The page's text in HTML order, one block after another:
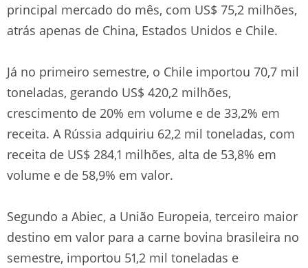
principal mercado do mês, com US$ 75,2 milhões,
atrás apenas de China, Estados Unidos e Chile.
Já no primeiro semestre, o Chile importou 70,7 mil
toneladas, gerando US$ 420,2 milhões,
crescimento de 20% em volume e de 33,2% em
receita. A Rússia adquiriu 62,2 mil toneladas, com
receita de US$ 284,1 milhões, alta de 53,8% em
volume e de 58,9% em valor.
Segundo a Abiec, a União Europeia, terceiro maior
destino em valor para a carne bovina brasileira no
semestre, importou 51,2 mil toneladas e